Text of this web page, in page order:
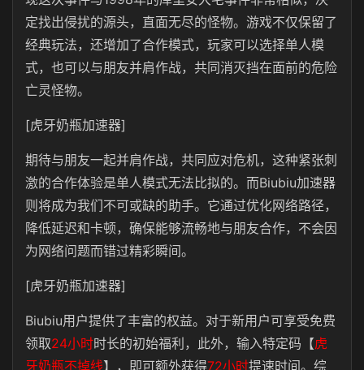
定找出侵扰的源头，直面无尽的怪物。游戏不仅保留了
经典玩法，还增加了合作模式，玩家可以选择单人模
式，也可以与朋友并肩作战，共同消灭挡在面前的危险
亡灵怪物。
[虎牙奶瓶加速器]
期待与朋友一起并肩作战，共同应对危机，这种紧张刺
激的合作体验是单人模式无法比拟的。而Biubiu加速器
则将成为我们不可或缺的助手。它通过优化网络路径，
降低延迟和卡顿，确保能够流畅地与朋友合作，不会因
为网络问题而错过精彩瞬间。
[虎牙奶瓶加速器]
Biubiu用户提供了丰富的权益。对于新用户可享受免费
领取24小时时长的初始福利，此外，输入特定码【虎
牙奶瓶不掉线】，即可额外获得72小时提速时间。综